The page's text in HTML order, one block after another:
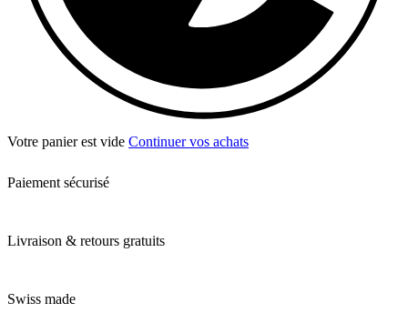
Votre panier est vide Continuer vos achats
Paiement sécurisé
Livraison & retours gratuits
Swiss made